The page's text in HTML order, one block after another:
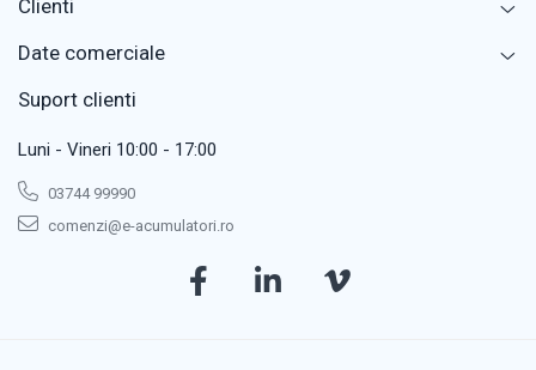
rapid de montat și demontat.
Clienti
Date comerciale
Suport clienti
Luni - Vineri 10:00 - 17:00
03744 99990
comenzi@e-acumulatori.ro